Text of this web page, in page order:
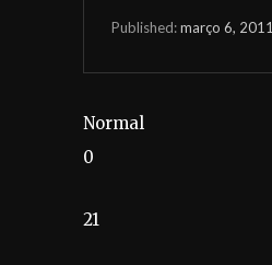
Published:março 6, 2011
Normal
0
21